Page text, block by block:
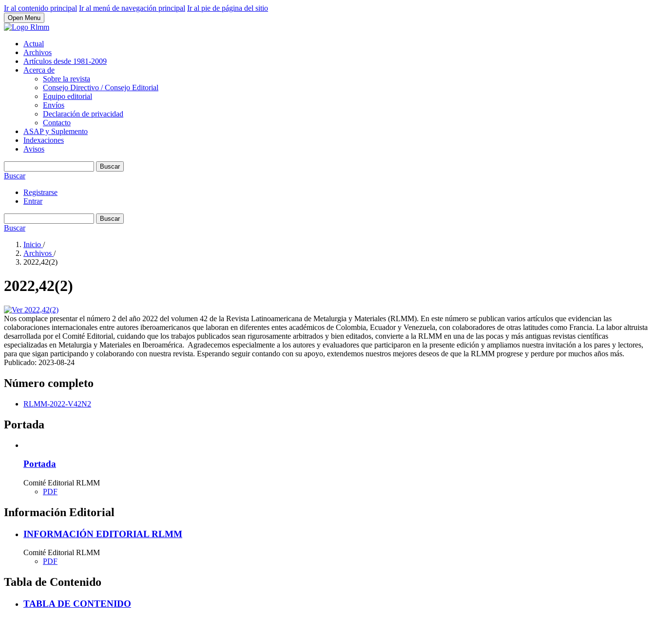
Ir al contenido principal Ir al menú de navegación principal Ir al pie de página del sitio
Open Menu
Actual
Archivos
Artículos desde 1981-2009
Acerca de
Sobre la revista
Consejo Directivo / Consejo Editorial
Equipo editorial
Envíos
Declaración de privacidad
Contacto
ASAP y Suplemento
Indexaciones
Avisos
Buscar
Buscar
Registrarse
Entrar
Buscar
Buscar
Inicio /
Archivos /
2022,42(2)
2022,42(2)
Nos complace presentar el número 2 del año 2022 del volumen 42 de la Revista Latinoamericana de Metalurgia y Materiales (RLMM). En este número se publican varios artículos que evidencian las
colaboraciones internacionales entre autores iberoamericanos que laboran en diferentes entes académicos de Colombia, Ecuador y Venezuela, con colaboradores de otras latitudes como Francia. La labor altruista
desarrollada por el Comité Editorial, cuidando que los trabajos publicados sean rigurosamente arbitrados y bien editados, convierte a la RLMM en una de las pocas y más antiguas revistas científicas
especializadas en Metalurgia y Materiales en Iberoamérica. Agradecemos especialmente a los autores y evaluadores que participaron en la presente edición y ampliamos nuestra invitación a los pares y lectores,
para que sigan participando y colaborando con nuestra revista. Esperando seguir contando con su apoyo, extendemos nuestros mejores deseos de que la RLMM progrese y perdure por muchos años más.
Publicado: 2023-08-24
Número completo
RLMM-2022-V42N2
Portada
Portada
Comité Editorial RLMM
PDF
Información Editorial
INFORMACIÓN EDITORIAL RLMM
Comité Editorial RLMM
PDF
Tabla de Contenido
TABLA DE CONTENIDO